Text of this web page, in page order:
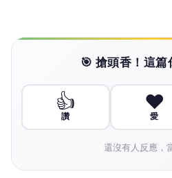
🎯 搶頭香！這篇
👍
讚
❤️
愛
還沒有人反應，